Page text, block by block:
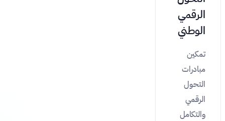
الرقمي
الوطني
تمكين
مبادرات
التحول
الرقمي
والتكامل